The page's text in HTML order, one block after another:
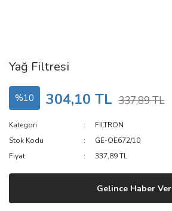
Yağ Filtresi
%10 304,10 TL 337,89 TL
Kategori
FILTRON
Stok Kodu
GE-OE672/10
Fiyat
337,89 TL
Gelince Haber Ver